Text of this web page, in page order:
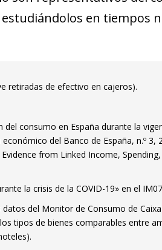
en tiempos
retiradas de efectivo en cajeros).
del consumo en España durante la
del Banco de España, n.º 3,
from Linked Income,
la crisis de la COVID-19» en el
del Monitor de Consumo de
tipos de bienes comparables entre